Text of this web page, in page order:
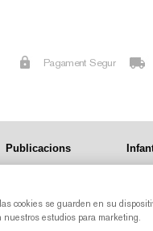
Pagament Segur
Publicacions
cookies se guarden en su
nuestros estudios para marketing.